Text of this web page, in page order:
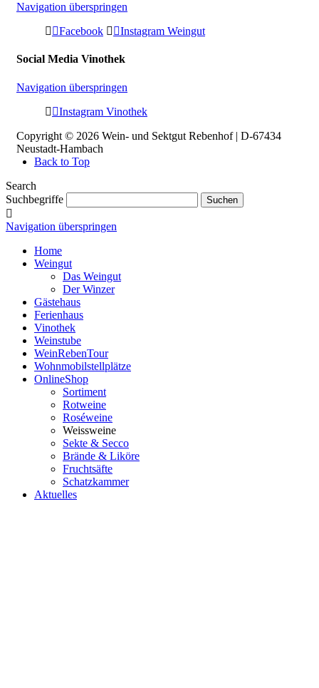
Navigation überspringen
Facebook
Instagram Weingut
Social Media Vinothek
Navigation überspringen
Instagram Vinothek
Copyright © 2026 Wein- und Sektgut Rebenhof | D-67434
Neustadt-Hambach
Back to Top
Search
Suchbegriffe
Suchen
Navigation überspringen
Home
Weingut
Das Weingut
Der Winzer
Gästehaus
Ferienhaus
Vinothek
Weinstube
WeinRebenTour
Wohnmobilstellplätze
OnlineShop
Sortiment
Rotweine
Roséweine
Weissweine
Sekte & Secco
Brände & Liköre
Fruchtsäfte
Schatzkammer
Aktuelles